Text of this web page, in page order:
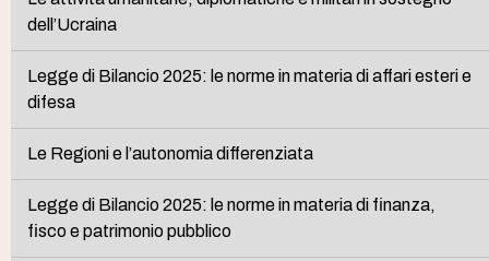
dell’Ucraina
Legge di Bilancio 2025: le norme in materia di affari esteri e
difesa
Le Regioni e l’autonomia differenziata
Legge di Bilancio 2025: le norme in materia di finanza,
fisco e patrimonio pubblico